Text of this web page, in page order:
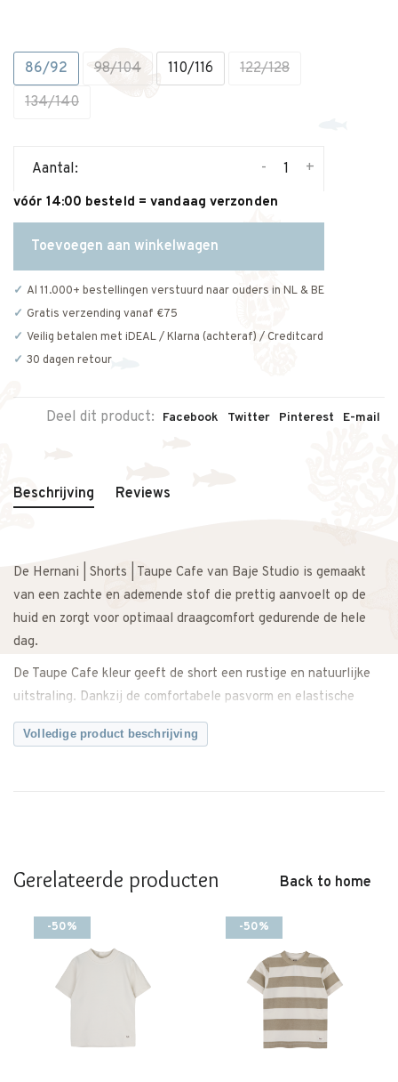
86/92 98/104 110/116
122/128
134/140
Aantal: +
-
vóór 14:00 besteld = vandaag verzonden
Toevoegen aan winkelwagen
Al 11.000+ bestellingen verstuurd naar ouders in NL & BE
Gratis verzending vanaf €75
Veilig betalen met iDEAL / Klarna (achteraf) / Creditcard
30 dagen retour
Deel dit product: Facebook Twitter Pinterest E-mail
Beschrijving Reviews
De Hernani | Shorts | Taupe Cafe van Baje Studio is gemaakt
van een zachte en ademende stof die prettig aanvoelt op de
huid en zorgt voor optimaal draagcomfort gedurende de hele
dag.
De Taupe Cafe kleur geeft de short een rustige en natuurlijke
uitstraling. Dankzij de comfortabele pasvorm en elastische
tailleband zit de short prettig en biedt hij voldoende
bewegingsvrijheid om te spelen en te ontdekken.
Let op: dit merk valt groot.
meten de short graag voor je na, zodat je zeker weet dat je de
juiste maat bestelt.
Kenmerken:
• Zachte, ademende stof
Volledige product beschrijving
Gerelateerde producten Back to home
-50% -50%